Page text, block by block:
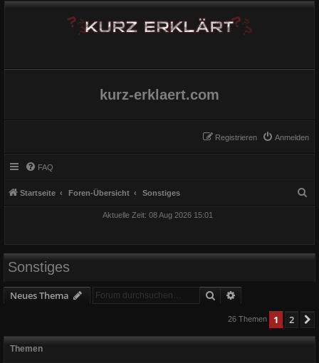
kurz-erklaert.com
Anmelden
Registrieren
FAQ
Startseite Foren-Übersicht Sonstiges
Aktuelle Zeit: 08 Aug 2026 15:01
Sonstiges
Neues Thema Suche
26 Themen 1 2
Themen